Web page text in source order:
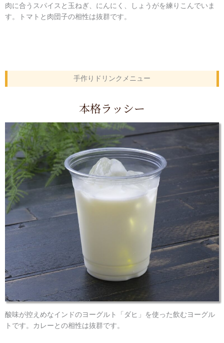
肉に合うスパイスと玉ねぎ、にんにく、しょうがを練りこんでいま
す。トマトと肉団子の相性は抜群です。
手作りドリンクメニュー
本格ラッシー
酸味が控えめなインドのヨーグルト「ダヒ」を使った飲むヨーグル
トです。カレーとの相性は抜群です。